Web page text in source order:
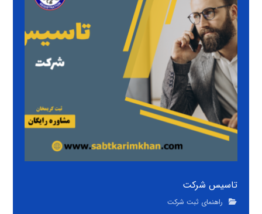
تاسیس شرکت
راهنمای ثبت شرکت